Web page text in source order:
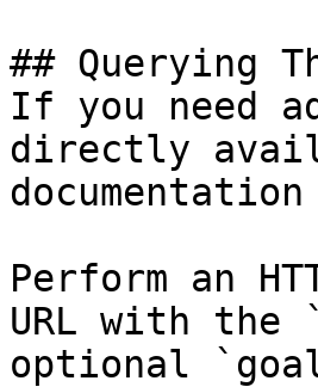
## Querying
If you need
directly
Perform an
URL with the
optional